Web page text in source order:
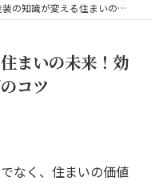
が変える住まいの未来！効果的な色選びと業者選びのコツ
まいの未来！効
コツ
なく、住まいの価値